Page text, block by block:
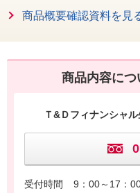
商品概要確認資料を見
商品内容に
Ｔ&Ｄフィナンシャ
受付時間
9：00～17：